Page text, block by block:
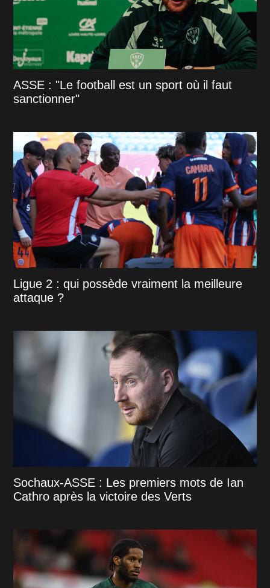
ASSE : "Le football est un sport où il faut
sanctionner"
Ligue 2 : qui possède vraiment la meilleure
attaque ?
Sochaux-ASSE : Les premiers mots de Ian
Cathro après la victoire des Verts